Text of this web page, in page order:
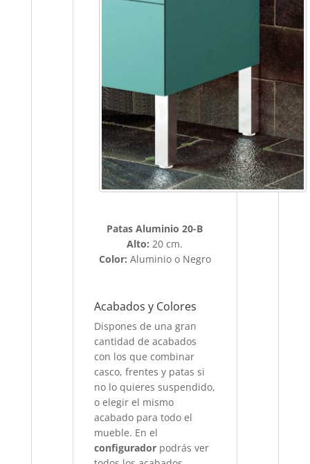
Patas Aluminio 20-B
Alto: 20 cm.
Color: Aluminio o Negro
Acabados y Colores
Dispones de una gran
cantidad de acabados
con los que combinar
casco, frentes y patas si
no lo quieres suspendido,
o elegir el mismo
acabado para todo el
mueble. En el
configurador podrás ver